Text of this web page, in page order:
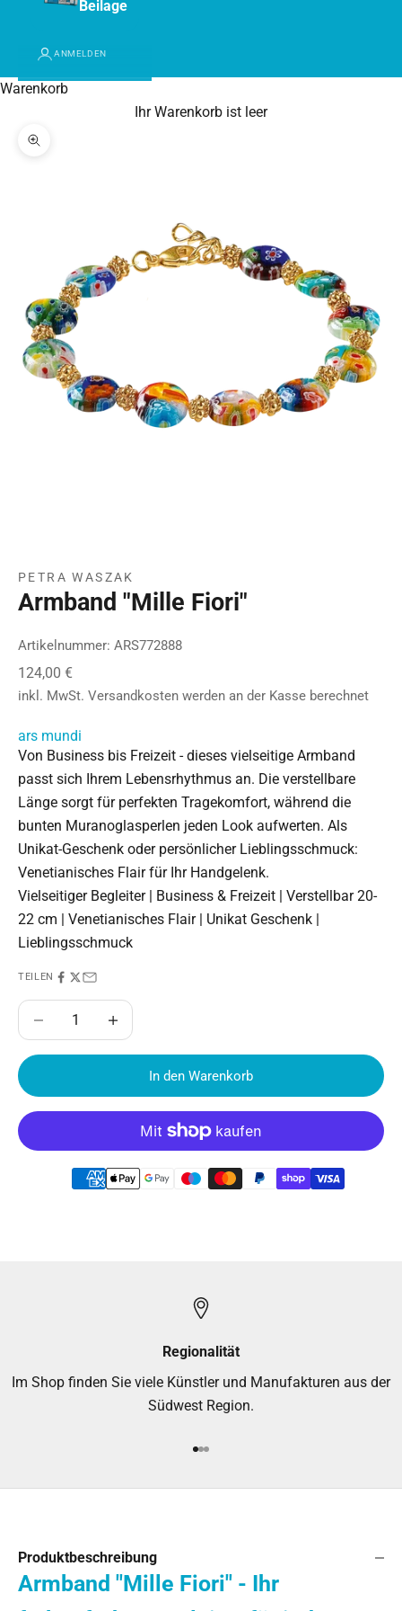
Beilage
ANMELDEN
Warenkorb
Ihr Warenkorb ist leer
Bild vergrößern
PETRA WASZAK
Armband "Mille Fiori"
Artikelnummer: ARS772888
Angebot
124,00 €
inkl. MwSt. Versandkosten werden an der Kasse berechnet
ars mundi
Von Business bis Freizeit - dieses vielseitige Armband
passt sich Ihrem Lebensrhythmus an. Die verstellbare
Länge sorgt für perfekten Tragekomfort, während die
bunten Muranoglasperlen jeden Look aufwerten. Als
Unikat-Geschenk oder persönlicher Lieblingsschmuck:
Venetianisches Flair für Ihr Handgelenk.
Vielseitiger Begleiter | Business & Freizeit | Verstellbar 20-
22 cm | Venetianisches Flair | Unikat Geschenk |
Lieblingsschmuck
TEILEN
Anzahl verringernAnzahl erhöhen
In den Warenkorb
Regionalität
Im Shop finden Sie viele Künstler und Manufakturen aus der
Südwest Region.
Gehe zu Element 1
Gehe zu Element 2
Gehe zu Element 3
Produktbeschreibung
Armband "Mille Fiori" - Ihr